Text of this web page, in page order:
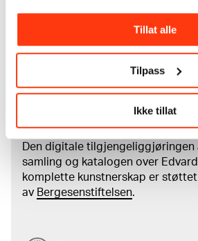
Tillat alle
Tilpass
Ikke tillat
Les mer om bruk av våre
Les mer om arbeidet med å
Den digitale tilgjengeliggjøringen
samling og katalogen over
komplette kunstnerskap er støttet
av Bergesenstiftelsen.